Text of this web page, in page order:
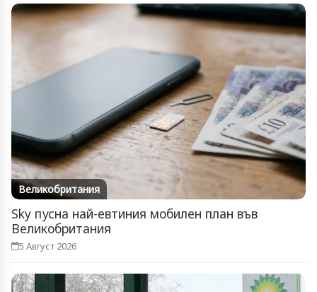
Великобритания
Sky пусна най-евтиния мобилен план във
Великобритания
5 Август 2026